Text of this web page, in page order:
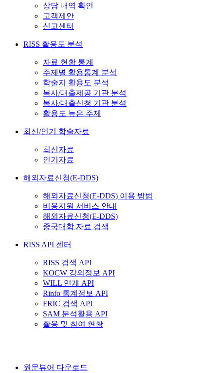
상담 내역 확인
고객제안
신고센터
RISS 활용도 분석
자료 현황 통계
주제별 활용통계 분석
학술지 활용도 분석
복사/대출제공 기관 분석
복사/대출신청 기관 분석
활용도 높은 주제
최신/인기 학술자료
최신자료
인기자료
해외자료신청(E-DDS)
해외자료신청(E-DDS) 이용 방법
비용지원 서비스 안내
해외자료신청(E-DDS)
중국대학 자료 검색
RISS API 센터
RISS 검색 API
KOCW 강의정보 API
WILL 연계 API
Rinfo 통계정보 API
FRIC 검색 API
SAM 분석활용 API
활용 및 참여 현황
원문뷰어 다운로드